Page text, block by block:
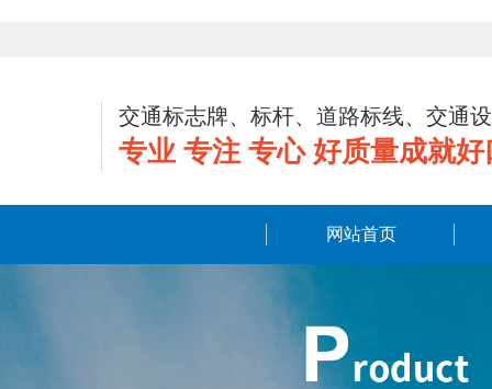
交通标志牌、标杆、道路标线、交通
专业 专注 专心 好质量成就好
网站首页